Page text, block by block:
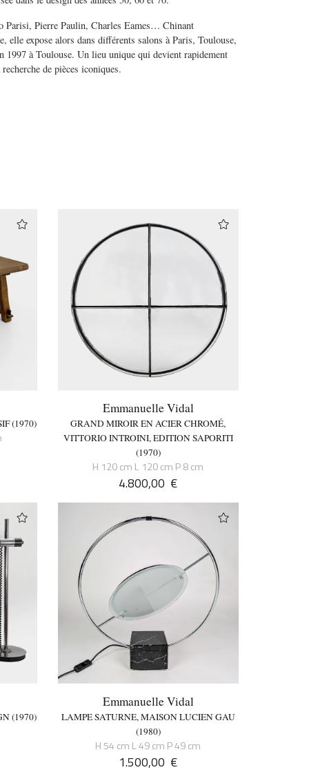
Parisi, Pierre Paulin, Charles Eames… Chinant
elle expose alors dans différents salons à Paris, Toulouse,
à Toulouse. Un lieu unique qui devient rapidement
de pièces iconiques.
(1970)
Emmanuelle Vidal
GRAND MIROIR EN ACIER CHROMÉ,
VITTORIO INTROINI, EDITION SAPORITI
(1970)
H 120 cm L 120 cm P 8 cm
4.800,00 €
(1970)
Emmanuelle Vidal
LAMPE SATURNE, MAISON LUCIEN GAU
(1980)
H 54 cm L 49 cm P 49 cm
1.500,00 €